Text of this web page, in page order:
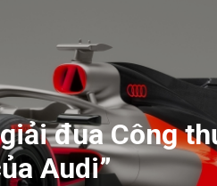
đua Công
Audi”